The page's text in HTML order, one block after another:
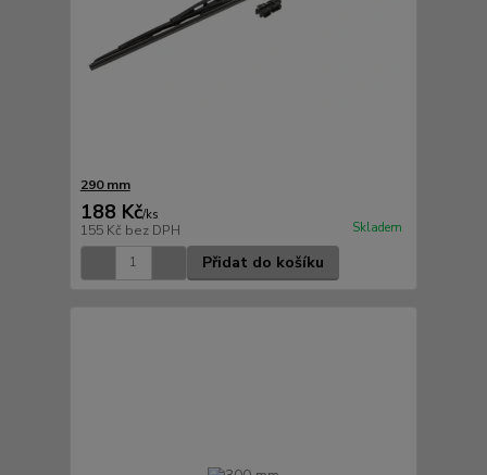
290 mm
188 Kč/ks
155 Kč bez DPH Skladem
Přidat do košíku